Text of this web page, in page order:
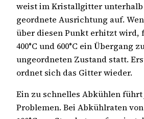
weist im Kristallgitter unterhalb
geordnete Ausrichtung auf.
über diesen Punkt erhitzt wird,
400°C und 600°C ein Übergang
ungeordneten Zustand statt.
ordnet sich das Gitter wieder.
Ein zu schnelles Abkühlen
Problemen. Bei Abkühlraten